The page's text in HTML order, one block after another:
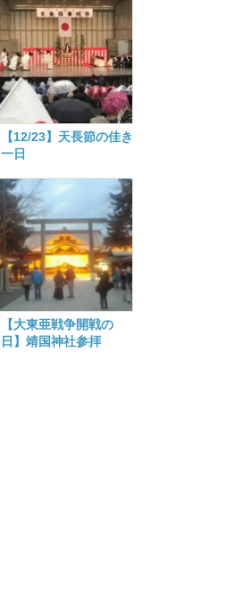
【12/23】天長節の佳き
一日
【大東亜戦争開戦の
日】靖国神社参拝